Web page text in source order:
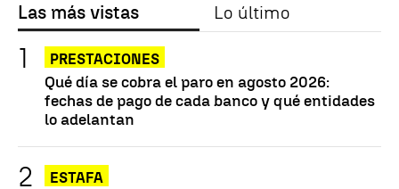
Las más vistas Lo último
PRESTACIONES
Qué día se cobra el paro en agosto 2026:
fechas de pago de cada banco y qué entidades
lo adelantan
ESTAFA